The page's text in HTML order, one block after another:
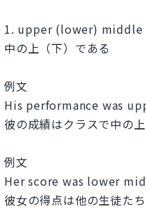
1. upper (lower) middle
中の上（下）である
例文
His performance was
彼の成績はクラスで中の上
例文
Her score was lower
彼女の得点は他の生徒た